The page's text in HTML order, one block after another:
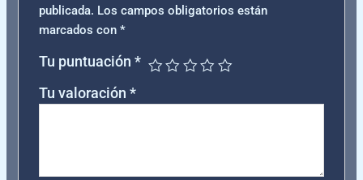
publicada. Los campos obligatorios están
marcados con *
Tu puntuación *
Tu valoración *